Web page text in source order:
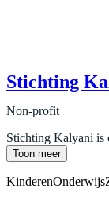
Stichting
Non-profit
Stichting Kalyani is
Toon meer
KinderenOnderwijs